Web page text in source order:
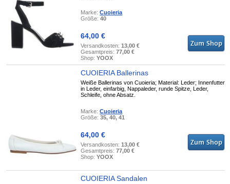
Marke:Cuoieria
Größe:40
64,00 €
Versandkosten:13,00 €
Gesamtpreis:77,00 €
Shop:YOOX
CUOIERIA Ballerinas
Weiße Ballerinas von Cuoieria; Material: Leder; Innenfutter
in Leder, einfarbig, Nappaleder, runde Spitze, Leder,
Schleife, ohne Absatz.
Marke:Cuoieria
Größe:35, 40, 41
64,00 €
Versandkosten:13,00 €
Gesamtpreis:77,00 €
Shop:YOOX
CUOIERIA Sandalen